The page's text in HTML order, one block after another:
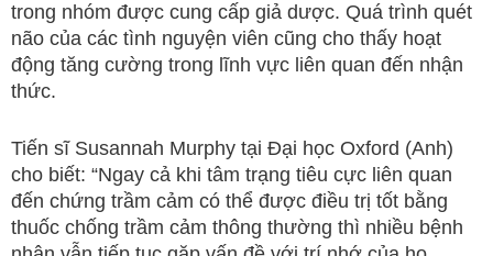
trong nhóm được cung cấp giả dược. Quá trình quét
não của các tình nguyện viên cũng cho thấy hoạt
động tăng cường trong lĩnh vực liên quan đến nhận
thức.
Tiến sĩ Susannah Murphy tại Đại học Oxford (Anh)
cho biết: “Ngay cả khi tâm trạng tiêu cực liên quan
đến chứng trầm cảm có thể được điều trị tốt bằng
thuốc chống trầm cảm thông thường thì nhiều bệnh